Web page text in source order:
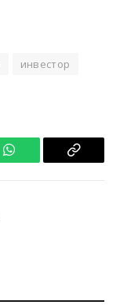
инвестор
WhatsApp Copy